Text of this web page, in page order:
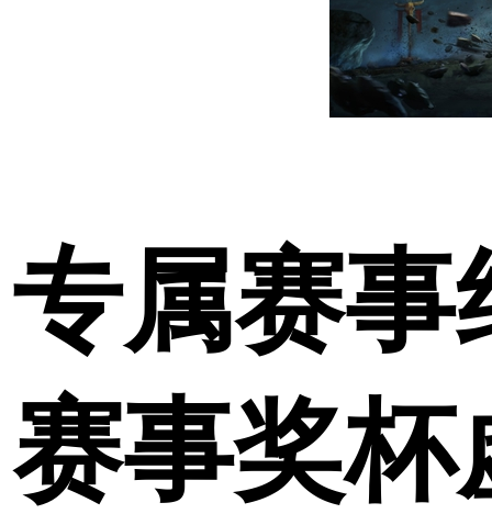
专属赛事
赛事奖杯